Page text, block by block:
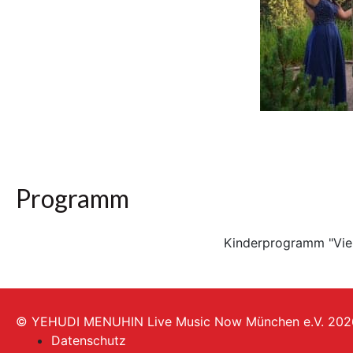
Programm
Kinderprogramm
© YEHUDI MENUHIN Live Music Now München e.V.
Datenschutz